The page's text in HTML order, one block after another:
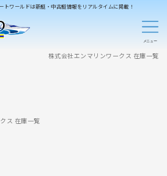
トワールドは新艇・中古艇情報をリアルタイムに掲載！
株式会社エンマリンワークス 在庫一覧
ス 在庫一覧